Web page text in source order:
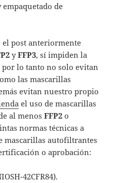
de
el post anteriormente
yFFP3, sí impiden la
lo tanto no solo evitan
las mascarillas
evitan nuestro propio
el uso de mascarillas
al menosFFP2 o
normas técnicas a
mascarillas autofiltrantes
o aprobación:
42CFR84).